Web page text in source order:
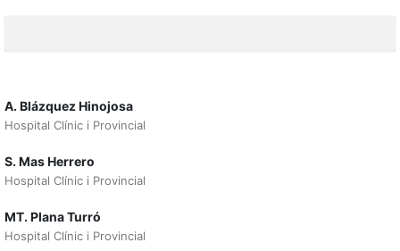
A. Blázquez Hinojosa
Hospital Clínic i Provincial
S. Mas Herrero
Hospital Clínic i Provincial
MT. Plana Turró
Hospital Clínic i Provincial